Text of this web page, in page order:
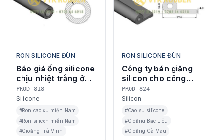
RON SILICONE ĐÙN
Báo giá ống silicone
chịu nhiệt trắng ở
Sóc Trăng
PROD-818
Silicone
#Ron cao su miền Nam
#Ron silicon miền Nam
#Gioăng Trà Vinh
RON SILICONE ĐÙN
Công ty bán giăng
silicon cho công
trình ở Bạc Liêu
PROD-824
Silicon
#Cao su silicone
#Gioăng Bạc Liêu
#Gioăng Cà Mau